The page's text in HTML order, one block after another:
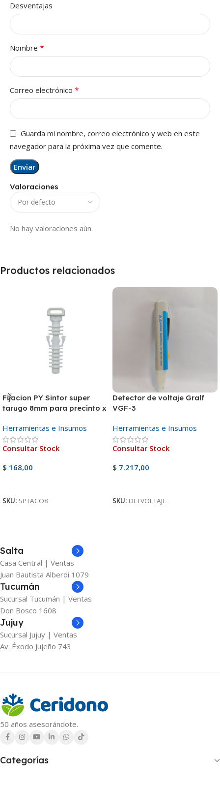
Valoraciones
No hay valoraciones aún.
Desventajas
Nombre *
Correo electrónico *
Guarda mi nombre, correo electrónico y web en este
navegador para la próxima vez que comente.
Productos relacionados
Fijacion PY Sintor super
tarugo 8mm para precinto x
Herramientas e Insumos
Consultar Stock
$ 168,00
SKU: SPTACO8
Detector de voltaje Gralf
VGF-3
Herramientas e Insumos
Consultar Stock
$ 7.217,00
SKU: DETVOLTAJE
Salta
Casa Central | Ventas
Juan Bautista Alberdi 1079
Tucumán
Sucursal Tucumán | Ventas
Don Bosco 1608
Jujuy
Sucursal Jujuy | Ventas
Av. Éxodo Jujeño 743
50 años asesorándote.
Categorías